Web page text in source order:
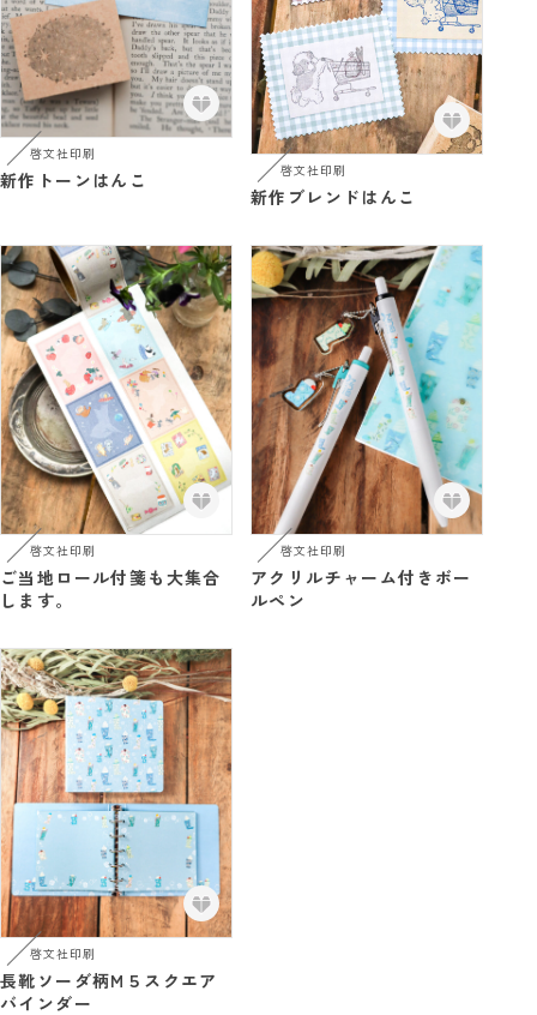
啓文社印刷
新作トーンはんこ 啓文社印刷
新作ブレンドはんこ
啓文社印刷
ご当地ロール付箋も大集合
します。
啓文社印刷
アクリルチャーム付きボー
ルペン
啓文社印刷
長靴ソーダ柄M５スクエア
バインダー